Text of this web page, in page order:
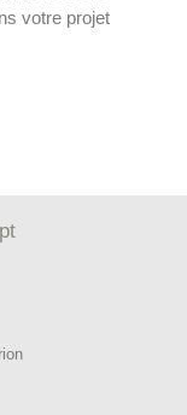
votre projet